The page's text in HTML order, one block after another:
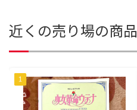
近くの売り場の商品